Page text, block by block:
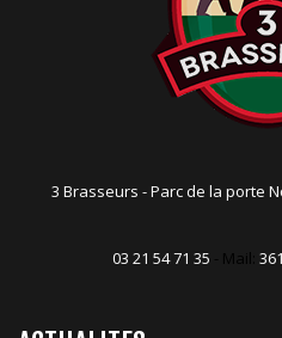
3 Brasseurs - Parc de la porte
03 21 54 71 35 - Mail: